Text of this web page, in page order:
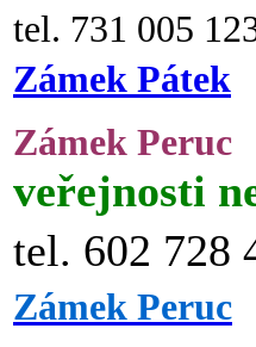
tel. 731 005
Zámek Pátek
Zámek Peruc
veřejnosti
tel. 602 728
Zámek Peruc